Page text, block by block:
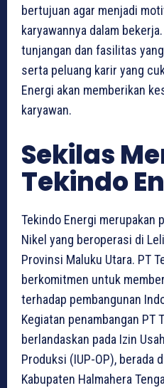
bertujuan agar menjadi
karyawannya dalam
tunjangan dan fasilitas
serta peluang karir yang
Energi akan memberikan
karyawan.
Sekilas
Tekindo
Tekindo Energi merupakan
Nikel yang beroperasi di
Provinsi Maluku Utara. PT
berkomitmen untuk
terhadap pembangunan
Kegiatan penambangan PT
berlandaskan pada Izin
Produksi (IUP-OP), berada
Kabupaten Halmahera